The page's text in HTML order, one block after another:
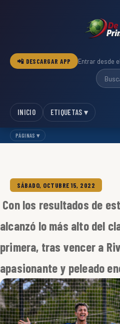
📲 DESCARGAR APP Entrar desde
INICIO ETIQUETAS ▾
PÁGINAS ▾
SÁBADO, OCTUBRE 15, 2022
Con los resultados de
alcanzó lo más alto del
primera, tras vencer a
apasionante y peleado